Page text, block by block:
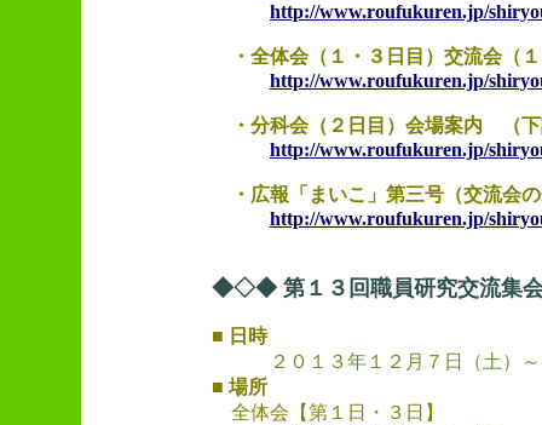
http://www.roufukuren.jp/
・全体会（１・３日目）交流会（
http://www.roufukuren.jp/
・分科会（２日目）会場案内 （
http://www.roufukuren.jp/
・広報「まいこ」第三号（交流会
http://www.roufukuren.jp/
◆◇◆ 第１３回職員研究交流集
■ 日時
２０１３年１２月７日（土）
■ 場所
全体会【第１日・３日】